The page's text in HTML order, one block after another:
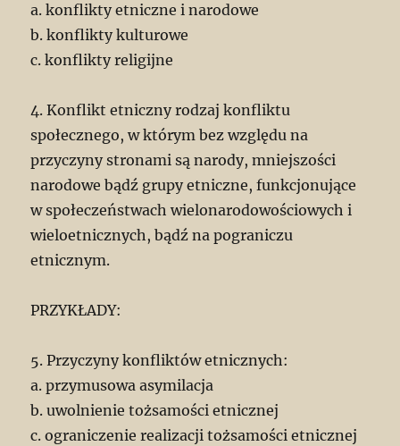
a. konflikty etniczne i narodowe
b. konflikty kulturowe
c. konflikty religijne
4. Konflikt etniczny rodzaj konfliktu
społecznego, w którym bez względu na
przyczyny stronami są narody, mniejszości
narodowe bądź grupy etniczne, funkcjonujące
w społeczeństwach wielonarodowościowych i
wieloetnicznych, bądź na pograniczu
etnicznym.
PRZYKŁADY:
5. Przyczyny konfliktów etnicznych:
a. przymusowa asymilacja
b. uwolnienie tożsamości etnicznej
c. ograniczenie realizacji tożsamości etnicznej